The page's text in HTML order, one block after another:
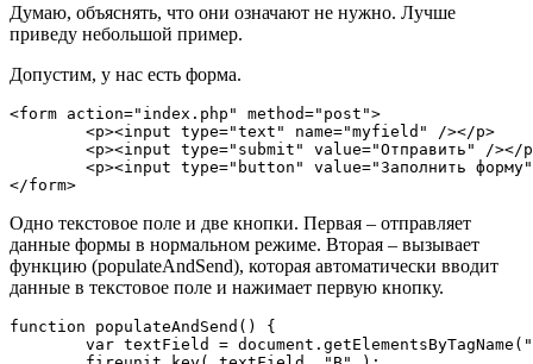
Думаю, объяснять, что они означают не нужно. Лучше
приведу небольшой пример.
Допустим, у нас есть форма.
<form action="index.php" method="post">
</form>
Одно текстовое поле и две кнопки. Первая – отправляет
данные формы в нормальном режиме. Вторая – вызывает
функцию (populateAndSend), которая автоматически вводит
данные в текстовое поле и нажимает первую кнопку.
function populateAndSend() {